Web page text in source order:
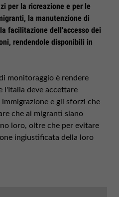
per la ricreazione e per le
la manutenzione di
facilitazione dell'accesso dei
rendendole disponibili in
monitoraggio è rendere
l'Italia deve accettare
e gli sforzi che
che ai migranti siano
loro, oltre che per evitare
ingiustificata della loro